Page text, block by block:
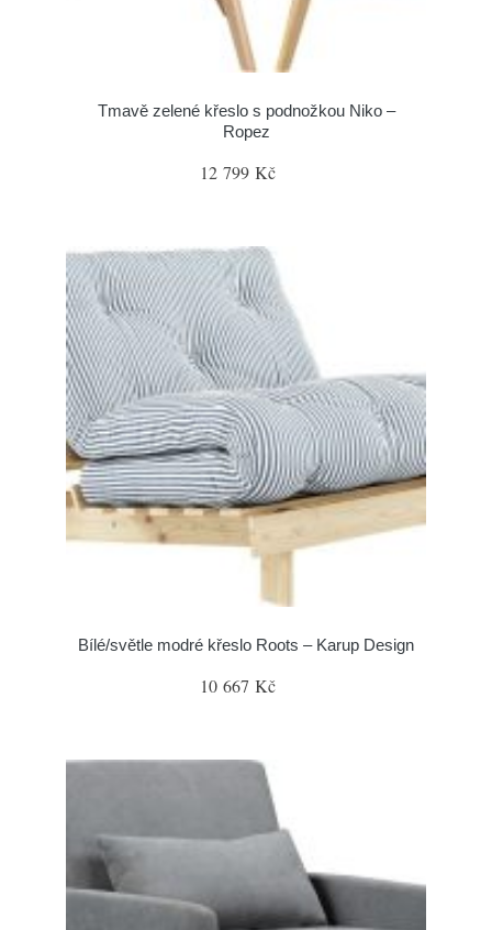
Tmavě zelené křeslo s podnožkou Niko –
Ropez
12 799 Kč
Bílé/světle modré křeslo Roots – Karup Design
10 667 Kč